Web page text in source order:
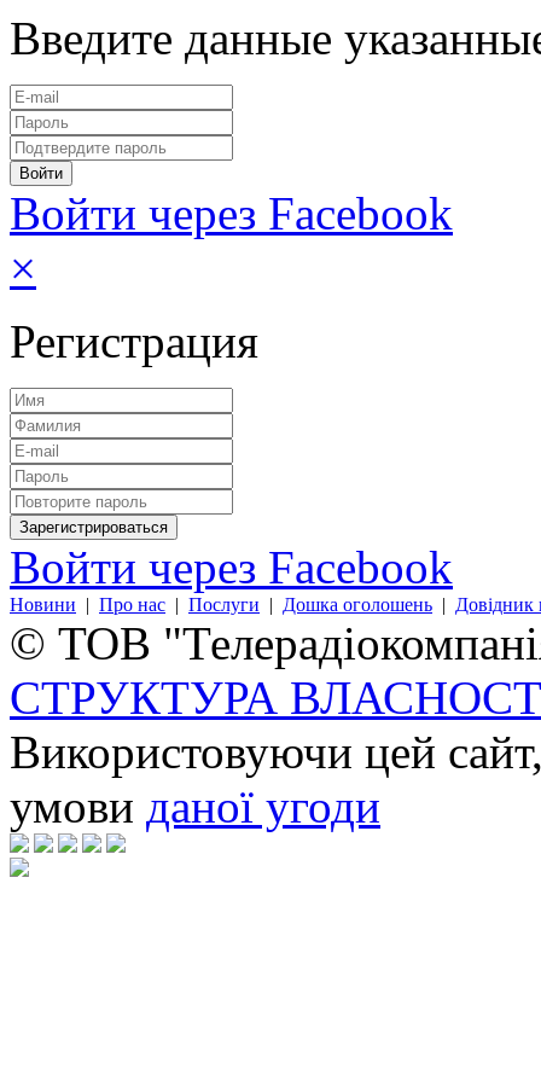
Введите данные
Войти через Facebook
×
Регистрация
Войти через Facebook
Новини | Про нас | Послуги | Дошка оголошень | Довідник
© ТОВ
СТРУКТУРА
Використовуючи цей
умови даної угоди